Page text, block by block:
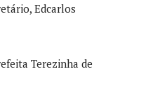
Edcarlos
Terezinha de